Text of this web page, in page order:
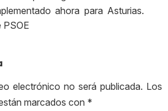
ahora para Asturias.
PSOE
electrónico no será publicada. Los
marcados con *